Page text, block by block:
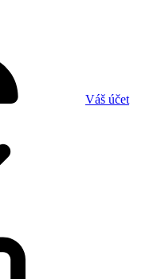
Váš účet